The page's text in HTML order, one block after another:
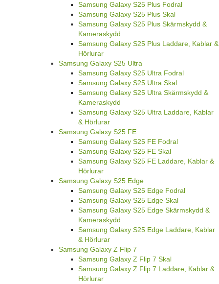
Samsung Galaxy S25 Plus Fodral
Samsung Galaxy S25 Plus Skal
Samsung Galaxy S25 Plus Skärmskydd &
Kameraskydd
Samsung Galaxy S25 Plus Laddare, Kablar &
Hörlurar
Samsung Galaxy S25 Ultra
Samsung Galaxy S25 Ultra Fodral
Samsung Galaxy S25 Ultra Skal
Samsung Galaxy S25 Ultra Skärmskydd &
Kameraskydd
Samsung Galaxy S25 Ultra Laddare, Kablar
& Hörlurar
Samsung Galaxy S25 FE
Samsung Galaxy S25 FE Fodral
Samsung Galaxy S25 FE Skal
Samsung Galaxy S25 FE Laddare, Kablar &
Hörlurar
Samsung Galaxy S25 Edge
Samsung Galaxy S25 Edge Fodral
Samsung Galaxy S25 Edge Skal
Samsung Galaxy S25 Edge Skärmskydd &
Kameraskydd
Samsung Galaxy S25 Edge Laddare, Kablar
& Hörlurar
Samsung Galaxy Z Flip 7
Samsung Galaxy Z Flip 7 Skal
Samsung Galaxy Z Flip 7 Laddare, Kablar &
Hörlurar